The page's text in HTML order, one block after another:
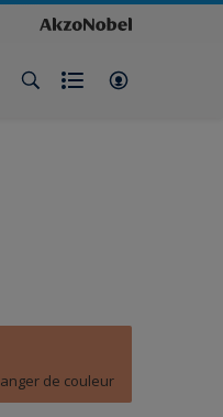
de couleur